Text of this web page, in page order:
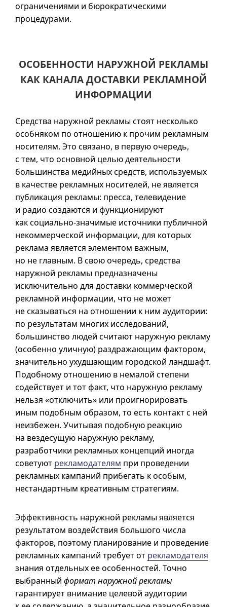
ограничениями и бюрократическими
процедурами.
ОСОБЕННОСТИ НАРУЖНОЙ РЕКЛАМЫ
КАК КАНАЛА ДОСТАВКИ РЕКЛАМНОЙ
ИНФОРМАЦИИ
Средства наружной рекламы стоят несколько
особняком по отношению к прочим рекламным
носителям. Это связано, в первую очередь,
с тем, что основной целью деятельности
большинства медийных средств, используемых
в качестве рекламных носителей, не является
публикация рекламы: пресса, телевидение
и радио создаются и функционируют
как социально-значимые источники публичной
некоммерческой информации, для которых
реклама является элементом важным,
но не главным. В свою очередь, средства
наружной рекламы предназначены
исключительно для доставки коммерческой
рекламной информации, что не может
не сказываться на отношении к ним аудитории:
по результатам многих исследований,
большинство людей считают наружную рекламу
(особенно уличную) раздражающим фактором,
значительно ухудшающим городской ландшафт.
Подобному отношению в немалой степени
содействует и тот факт, что наружную рекламу
нельзя «отключить» или проигнорировать
иным подобным образом, то есть контакт с ней
неизбежен. Учитывая подобную реакцию
на вездесущую наружную рекламу,
разработчики рекламных концепций иногда
советуют рекламодателям при проведении
рекламных кампаний прибегать к особым,
нестандартным креативным стратегиям.
Эффективность наружной рекламы является
результатом воздействия большого числа
факторов, поэтому планирование и проведение
рекламных кампаний требует от рекламодателя
знания отдельных ее особенностей. Точно
выбранный формат наружной рекламы
гарантирует внимание целевой аудитории